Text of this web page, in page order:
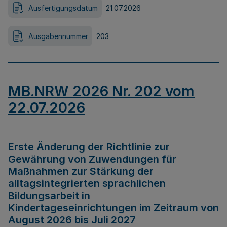
Ausfertigungsdatum 21.07.2026
Ausgabennummer 203
MB.NRW 2026 Nr. 202 vom
22.07.2026
Erste Änderung der Richtlinie zur
Gewährung von Zuwendungen für
Maßnahmen zur Stärkung der
alltagsintegrierten sprachlichen
Bildungsarbeit in
Kindertageseinrichtungen im Zeitraum von
August 2026 bis Juli 2027